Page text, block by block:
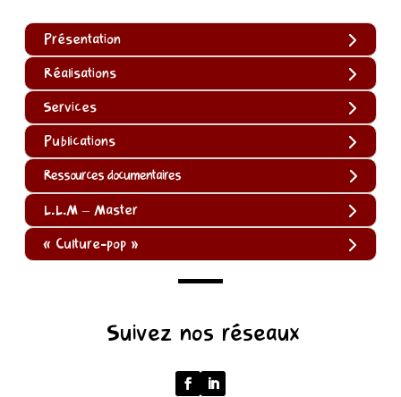
Présentation
Réalisations
Services
Publications
Ressources documentaires
L.L.M – Master
« Culture-pop »
Suivez nos réseaux